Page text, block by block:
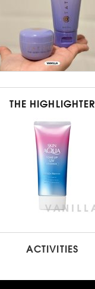
THE HIGHLIGHTER
ACTIVITIES